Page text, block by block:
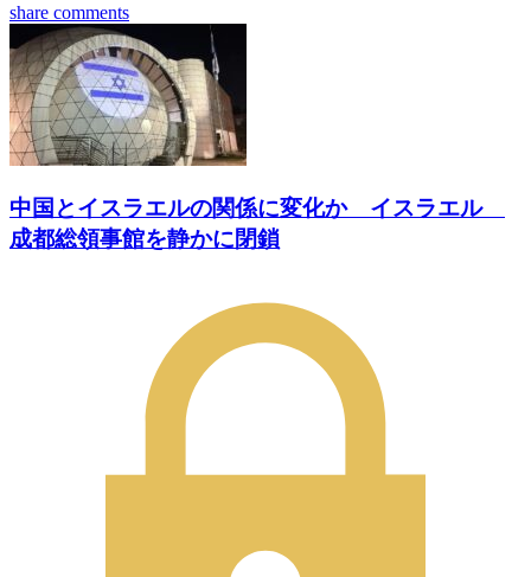
share comments
中国とイスラエルの関係に変化か イスラエル
成都総領事館を静かに閉鎖